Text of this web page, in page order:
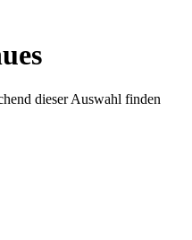
dieser Auswahl finden